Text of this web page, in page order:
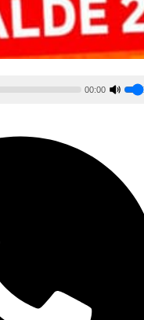
00:00